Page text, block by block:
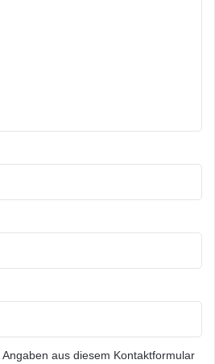
aus diesem Kontaktformular